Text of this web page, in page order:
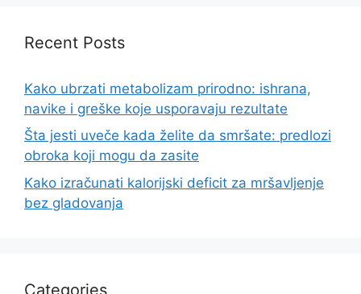
Recent Posts
Kako ubrzati metabolizam prirodno: ishrana,
navike i greške koje usporavaju rezultate
Šta jesti uveče kada želite da smršate: predlozi
obroka koji mogu da zasite
Kako izračunati kalorijski deficit za mršavljenje
bez gladovanja
Categories